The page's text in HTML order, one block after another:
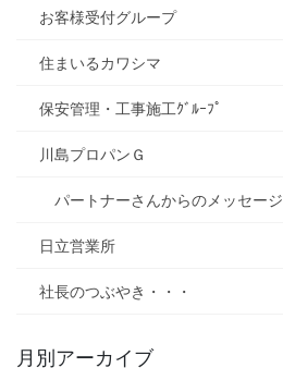
お客様受付グループ
住まいるカワシマ
保安管理・工事施工ｸﾞﾙｰﾌﾟ
川島プロパンＧ
パートナーさんからのメッセージ
日立営業所
社長のつぶやき・・・
月別アーカイブ